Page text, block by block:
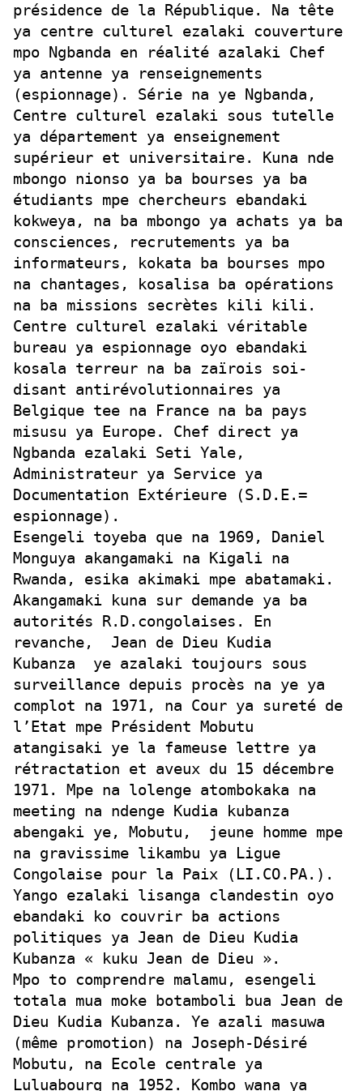
présidence de la République. Na tête
ya centre culturel ezalaki couverture
mpo Ngbanda en réalité azalaki Chef
ya antenne ya renseignements
(espionnage). Série na ye Ngbanda,
Centre culturel ezalaki sous tutelle
ya département ya enseignement
supérieur et universitaire. Kuna nde
mbongo nionso ya ba bourses ya ba
étudiants mpe chercheurs ebandaki
kokweya, na ba mbongo ya achats ya ba
consciences, recrutements ya ba
informateurs, kokata ba bourses mpo
na chantages, kosalisa ba opérations
na ba missions secrètes kili kili.
Centre culturel ezalaki véritable
bureau ya espionnage oyo ebandaki
kosala terreur na ba zaïrois soi-
disant antirévolutionnaires ya
Belgique tee na France na ba pays
misusu ya Europe. Chef direct ya
Ngbanda ezalaki Seti Yale,
Administrateur ya Service ya
Documentation Extérieure (S.D.E.=
espionnage).
Esengeli toyeba que na 1969, Daniel
Monguya akangamaki na Kigali na
Rwanda, esika akimaki mpe abatamaki.
Akangamaki kuna sur demande ya ba
autorités R.D.congolaises. En
revanche, Jean de Dieu Kudia
Kubanza ye azalaki toujours sous
surveillance depuis procès na ye ya
complot na 1971, na Cour ya sureté de
l’Etat mpe Président Mobutu
atangisaki ye la fameuse lettre ya
rétractation et aveux du 15 décembre
1971. Mpe na lolenge atombokaka na
meeting na ndenge Kudia kubanza
abengaki ye, Mobutu, jeune homme mpe
na gravissime likambu ya Ligue
Congolaise pour la Paix (LI.CO.PA.).
Yango ezalaki lisanga clandestin oyo
ebandaki ko couvrir ba actions
politiques ya Jean de Dieu Kudia
Kubanza « kuku Jean de Dieu ».
Mpo to comprendre malamu, esengeli
totala mua moke botamboli bua Jean de
Dieu Kudia Kubanza. Ye azali masuwa
(même promotion) na Joseph-Désiré
Mobutu, na Ecole centrale ya
Luluabourg na 1952. Kombo wana ya